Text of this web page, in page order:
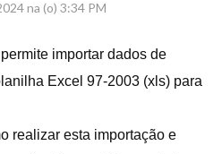
na (o) 3:34 PM
importar dados de
Excel 97-2003 (xls) para
realizar esta importação e